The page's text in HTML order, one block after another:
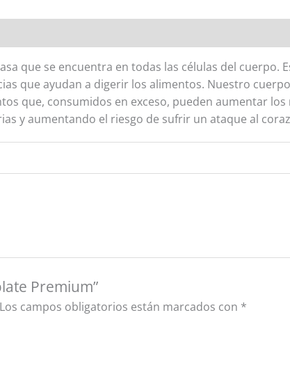
que se encuentra en todas las células del cuerpo.
que ayudan a digerir los alimentos. Nuestro
que, consumidos en exceso, pueden aumentar
y aumentando el riesgo de sufrir un ataque al
Premium”
Los campos obligatorios están marcados con *